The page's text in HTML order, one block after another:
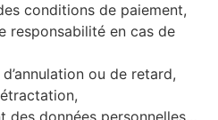
conditions de paiement,
responsabilité en cas de
ou de retard,